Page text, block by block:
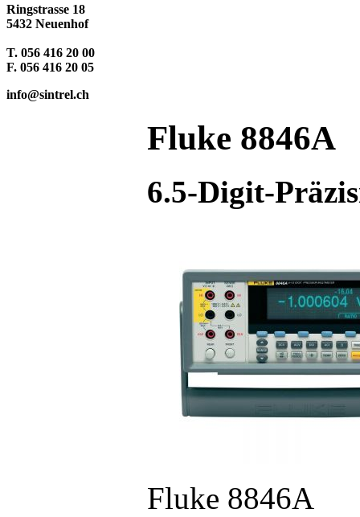
Ringstrasse 18
5432 Neuenhof
T. 056 416 20 00
F. 056 416 20 05
info@sintrel.ch
Fluke 8846A
6.5-Digit-
Fluke 8846A